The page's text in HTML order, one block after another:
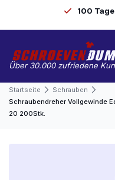
100
Über 30.000 zufriedene
Startseite
Schrauben
Schraubendreher Vollgewinde
20 200Stk.